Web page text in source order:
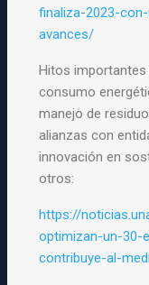
finaliza-2023-
avances/
Hitos
consumo
manejo de
alianzas con
innovación en
otros:
https://
optimizan-un-30-
contribuye-al-